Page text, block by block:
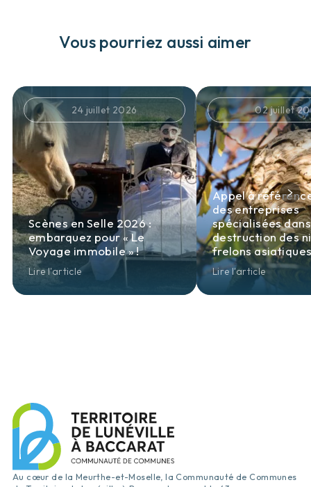
Vous pourriez aussi aimer
24 juillet 2026
Scènes en Selle 2026 :
embarquez pour « Le
Voyage immobile » !
Lire l'article
02 juillet
Appel à
des entreprises
spécialisées
destruction des
frelons
Lire l'article
Au cœur de la Meurthe-et-Moselle, la Communauté de Communes